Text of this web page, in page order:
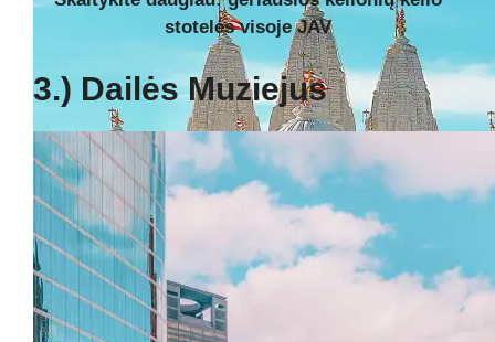
stotelės visoje JAV
3.) Dailės Muziejus